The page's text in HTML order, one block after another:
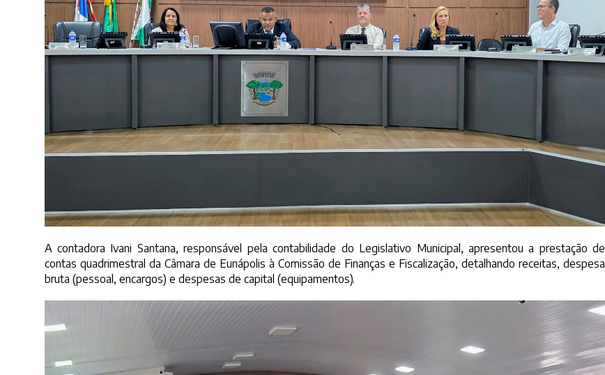
A contadora Ivani Santana, responsável pela contabilidade do Legislativo Municipal, apresentou a prestação de
contas quadrimestral da Câmara de Eunápolis à Comissão de Finanças e Fiscalização, detalhando receitas, despesa
bruta (pessoal, encargos) e despesas de capital (equipamentos).